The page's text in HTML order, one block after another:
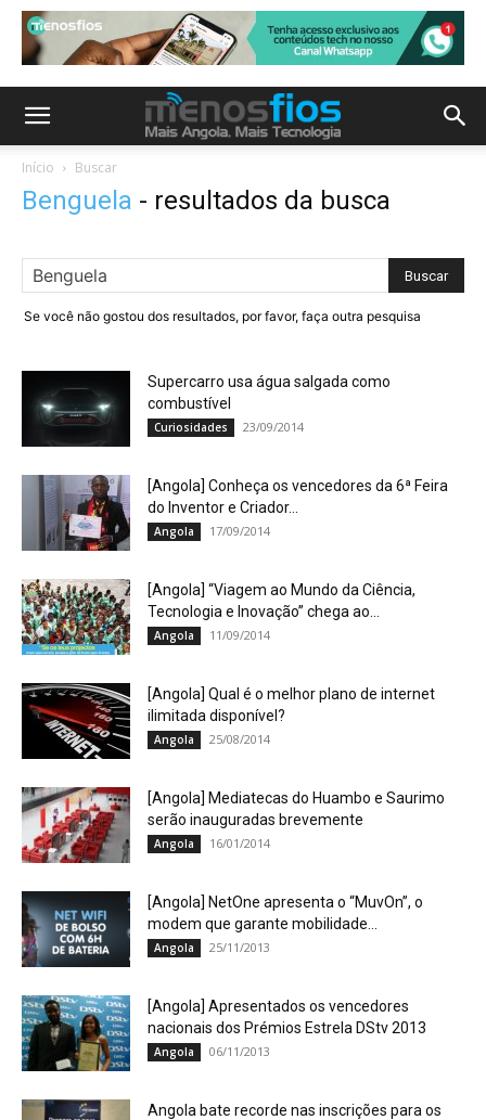
Início Buscar
Benguela - resultados da busca
Se você não gostou dos resultados, por favor, faça outra pesquisa
Supercarro usa água salgada como
combustível
Curiosidades 23/09/2014
[Angola] Conheça os vencedores da 6ª Feira
do Inventor e Criador...
Angola 17/09/2014
[Angola] “Viagem ao Mundo da Ciência,
Tecnologia e Inovação” chega ao...
Angola 11/09/2014
[Angola] Qual é o melhor plano de internet
ilimitada disponível?
Angola 25/08/2014
[Angola] Mediatecas do Huambo e Saurimo
serão inauguradas brevemente
Angola 16/01/2014
[Angola] NetOne apresenta o “MuvOn”, o
modem que garante mobilidade…
Angola 25/11/2013
[Angola] Apresentados os vencedores
nacionais dos Prémios Estrela DStv 2013
Angola 06/11/2013
Angola bate recorde nas inscrições para os